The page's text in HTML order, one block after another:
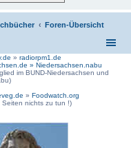
Foren-Übersicht
» radiorpm1.de
» Niedersachsen.nabu
im BUND-Niedersachsen und
» Foodwatch.org
nichts zu tun !)